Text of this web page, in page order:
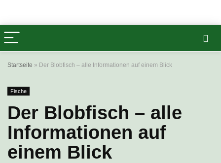
Startseite » Der Blobfisch – alle Informationen auf einem Blick
Fische
Der Blobfisch – alle
Informationen auf
einem Blick